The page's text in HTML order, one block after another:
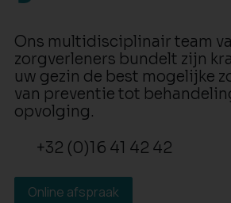
Ons multidisciplinair team
zorgverleners bundelt zijn
uw gezin de best mogelijke
van preventie tot
opvolging.
+32 (0)16 41 42 42
Online afspraak